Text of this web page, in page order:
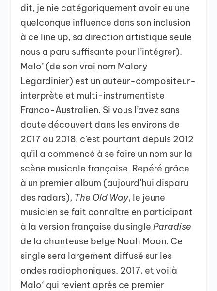
dit, je nie catégoriquement avoir eu une
quelconque influence dans son inclusion
à ce line up, sa direction artistique seule
nous a paru suffisante pour l’intégrer).
Malo’ (de son vrai nom Malory
Legardinier) est un auteur-compositeur-
interprète et multi-instrumentiste
Franco-Australien. Si vous l’avez sans
doute découvert dans les environs de
2017 ou 2018, c’est pourtant depuis 2012
qu’il a commencé à se faire un nom sur la
scène musicale française. Repéré grâce
à un premier album (aujourd’hui disparu
des radars), The Old Way, le jeune
musicien se fait connaître en participant
à la version française du singleParadise
de la chanteuse belge Noah Moon. Ce
single sera largement diffusé sur les
ondes radiophoniques. 2017, et voilà
Malo‘ qui revient après ce premier